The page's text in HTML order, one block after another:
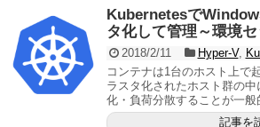
Kubernetesで
タ化して管理～環境
2018/2/11 Hyper-V,
コンテナは1台のホスト上で
ラスタ化されたホスト群の
化・負荷分散することが一
記事を